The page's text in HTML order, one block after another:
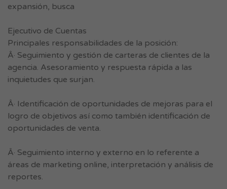
expansión, busca
Ejecutivo de Cuentas
Principales responsabilidades de la posición:
Â· Seguimiento y gestión de carteras de clientes de la
agencia. Asesoramiento y respuesta rápida a las
inquietudes que surjan.
Â· Identificación de oportunidades de mejoras para el
logro de objetivos así como también identificación de
oportunidades de venta.
Â· Seguimiento interno y externo en lo referente a
áreas de marketing online, interpretación y análisis de
reportes.